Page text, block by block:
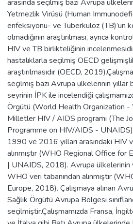
arasında seçilmiş bazı Avrupa
Yetmezlik Virüsü (Human
enfeksiyonu- ve Tüberküloz (TB)’un
olmadığının araştırılması, ayrıca
HIV ve TB birlikteliğinin
hastalıklarla seçilmiş OECD
araştırılmasıdır (OECD,
seçilmiş bazı Avrupa ülkelerinin yıllar
seyrinin İPK ile incelendiği
Örgütü (World Health Organization
Milletler HIV / AIDS programı (The
Programme on HIV/AIDS - UNAIDS)
1990 ve 2016 yılları arasındaki HIV
alınmıştır (WHO Regional Office
| UNAIDS, 2018). Avrupa ülkelerinin
WHO veri tabanından alınmıştır
Europe, 2018). Çalışmaya alınan
Sağlık Örgütü Avrupa Bölgesi
seçilmiştir.Çalışmamızda Fransa,